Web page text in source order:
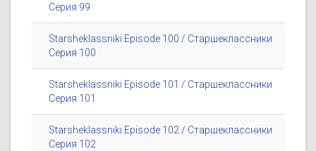
Серия 99
Starsheklassniki Episode 100 / Старшеклассники
Серия 100
Starsheklassniki Episode 101 / Старшеклассники
Серия 101
Starsheklassniki Episode 102 / Старшеклассники
Серия 102